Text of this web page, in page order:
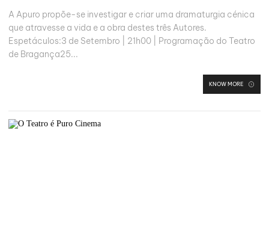
A Apuro propõe-se investigar e criar uma dramaturgia cénica
que atravesse a vida e a obra destes três Autores.
Espetáculos:3 de Setembro | 21h00 | Programação do Teatro
de Bragança25...
KNOW MORE